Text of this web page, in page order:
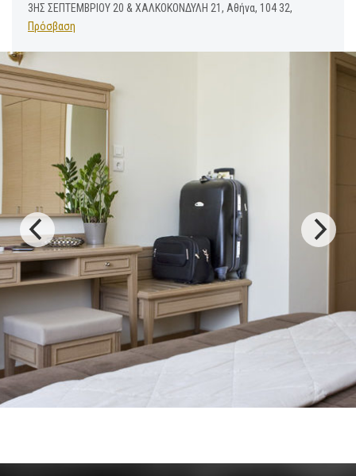
3ΗΣ ΣΕΠΤΕΜΒΡΙΟΥ 20 & ΧΑΛΚΟΚΟΝΔΥΛΗ 21, Αθήνα, 104 32,
Πρόσβαση